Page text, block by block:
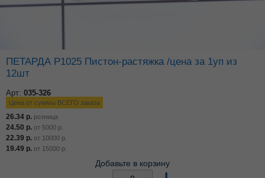
ПЕТАРДА Р1025 Пистон-растяжка /цена за 1уп из
12шт
Арт: 035-326
Цена от суммы ВСЕГО заказа
26.34 р. розница
24.50 р. от 5000 р.
22.39 р. от 10000 р.
19.49 р. от 15000 р.
Добавьте в корзину